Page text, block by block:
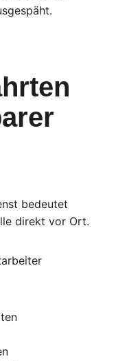
bedeutet
direkt vor Ort.